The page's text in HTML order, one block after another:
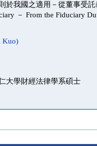
於我國之適用－從董事受託
－ From the Fiduciary
Kuo)
大學財經法律學系碩士